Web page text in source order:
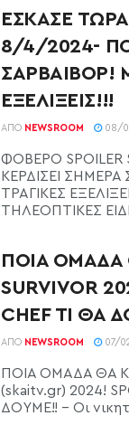
ΕΣΚΑΣΕ ΤΩΡΑ!
8/4/2024-
ΣΑΡΒΑΙΒΟΡ!
ΕΞΕΛΙΞΕΙΣ!!!
ΑΠΌ NEWSROOM 08/
ΦΟΒΕΡΟ SPOILER
ΚΕΡΔΙΣΕΙ ΣΗΜΕΡΑ
ΤΡΑΓΙΚΕΣ
ΤΗΛΕΟΠΤΙΚΕΣ
ΠΟΙΑ ΟΜΑΔΑ
SURVIVOR
CHEF ΤΙ ΘΑ
ΑΠΌ NEWSROOM 07/
ΠΟΙΑ ΟΜΑΔΑ ΘΑ
(skaitv.gr) 2024!
ΔΟΥΜΕ!! - Οι